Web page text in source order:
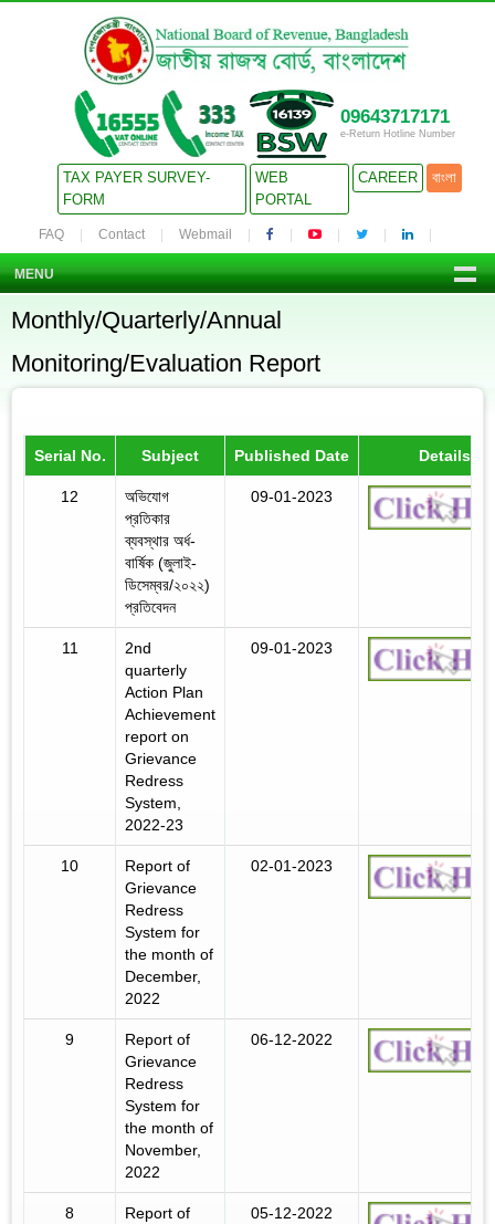
09643717171
e-Return Hotline Number
TAX PAYER SURVEY-
FORM
WEB
PORTAL
CAREER বাংলা
FAQ Contact Webmail
MENU
Monthly/Quarterly/Annual
Monitoring/Evaluation Report
Serial No. Subject Published Date Details
12
অভিযোগ
প্রতিকার
ব্যবস্থার অর্ধ-
বার্ষিক (জুলাই-
ডিসেম্বর/২০২২)
প্রতিবেদন
09-01-2023
11
2nd
quarterly
Action Plan
Achievement
report on
Grievance
Redress
System,
2022-23
09-01-2023
10
Report of
Grievance
Redress
System for
the month of
December,
2022
02-01-2023
9
Report of
Grievance
Redress
System for
the month of
November,
2022
06-12-2022
8
Report of
05-12-2022